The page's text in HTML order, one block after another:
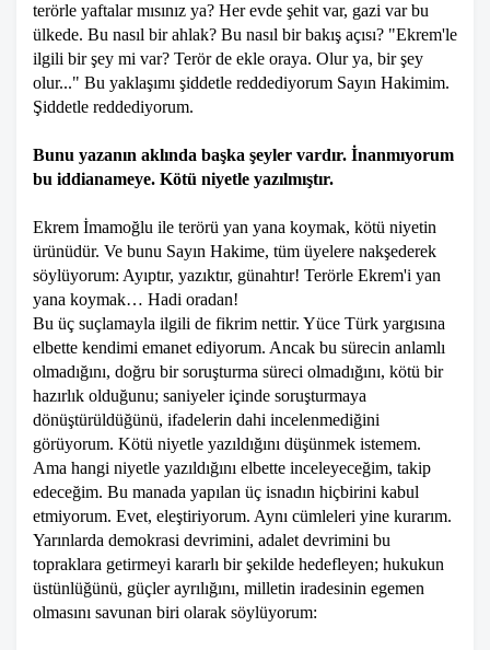
terörle yaftalar mısınız ya? Her evde şehit var, gazi var bu
ülkede. Bu nasıl bir ahlak? Bu nasıl bir bakış açısı? "Ekrem'le
ilgili bir şey mi var? Terör de ekle oraya. Olur ya, bir şey
olur..." Bu yaklaşımı şiddetle reddediyorum Sayın Hakimim.
Şiddetle reddediyorum.
Bunu yazanın aklında başka şeyler vardır. İnanmıyorum
bu iddianameye. Kötü niyetle yazılmıştır.
Ekrem İmamoğlu ile terörü yan yana koymak, kötü niyetin
ürünüdür. Ve bunu Sayın Hakime, tüm üyelere nakşederek
söylüyorum: Ayıptır, yazıktır, günahtır! Terörle Ekrem'i yan
yana koymak… Hadi oradan!
Bu üç suçlamayla ilgili de fikrim nettir. Yüce Türk yargısına
elbette kendimi emanet ediyorum. Ancak bu sürecin anlamlı
olmadığını, doğru bir soruşturma süreci olmadığını, kötü bir
hazırlık olduğunu; saniyeler içinde soruşturmaya
dönüştürüldüğünü, ifadelerin dahi incelenmediğini
görüyorum. Kötü niyetle yazıldığını düşünmek istemem.
Ama hangi niyetle yazıldığını elbette inceleyeceğim, takip
edeceğim. Bu manada yapılan üç isnadın hiçbirini kabul
etmiyorum. Evet, eleştiriyorum. Aynı cümleleri yine kurarım.
Yarınlarda demokrasi devrimini, adalet devrimini bu
topraklara getirmeyi kararlı bir şekilde hedefleyen; hukukun
üstünlüğünü, güçler ayrılığını, milletin iradesinin egemen
olmasını savunan biri olarak söylüyorum: